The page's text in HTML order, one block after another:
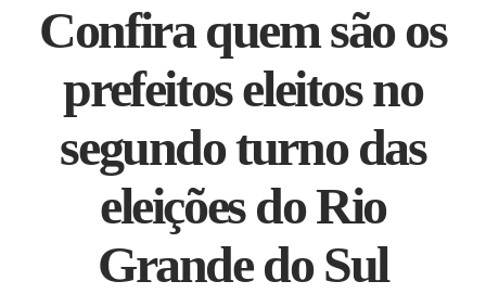
Confira quem são os
prefeitos eleitos no
segundo turno das
eleições do Rio
Grande do Sul